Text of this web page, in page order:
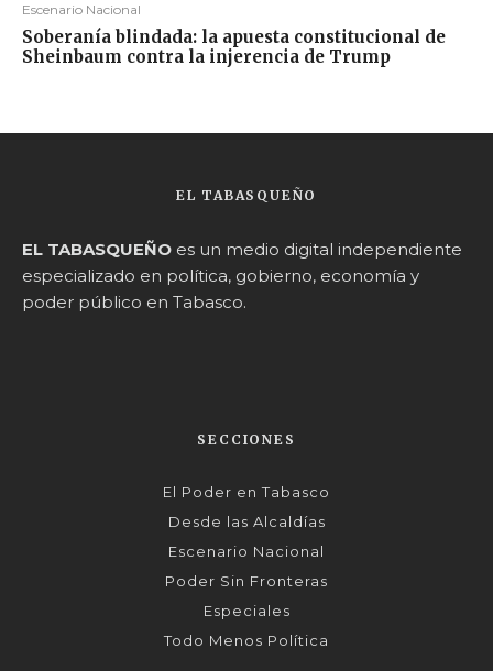
Escenario Nacional
Soberanía blindada: la apuesta constitucional de
Sheinbaum contra la injerencia de Trump
EL TABASQUEÑO
EL TABASQUEÑO es un medio digital independiente
especializado en política, gobierno, economía y
poder público en Tabasco.
SECCIONES
El Poder en Tabasco
Desde las Alcaldías
Escenario Nacional
Poder Sin Fronteras
Especiales
Todo Menos Política